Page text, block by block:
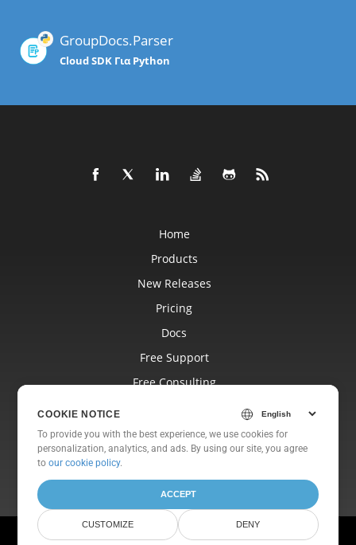
GroupDocs.Parser
Cloud SDK Για Python
Home
Products
New Releases
Pricing
Docs
Free Support
Free Consulting
Websites
About
© Aspose Pty Ltd 2001-2026. All Rights Reserved.
COOKIE NOTICE
To provide you with the best experience, we use cookies for
personalization, analytics, and ads. By using our site, you agree
toour cookie policy.
ACCEPT
CUSTOMIZE DENY